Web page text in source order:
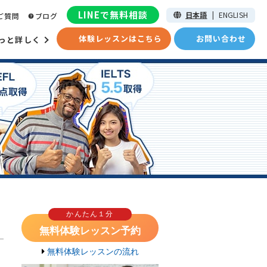
と詳しく 体験レッスンはこちら お問い合わせ
質問 ブログ LINEで無料相談 日本語 | ENGLISH
かんたん１分
無料体験レッスン予約
無料体験レッスンの流れ